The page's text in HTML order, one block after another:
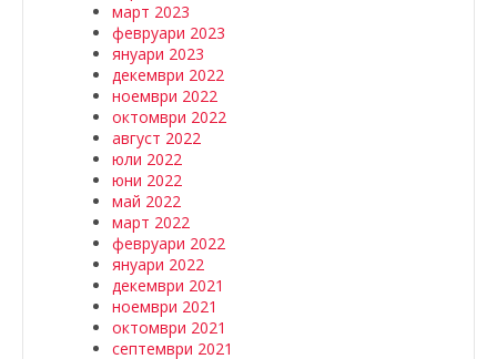
март 2023
февруари 2023
януари 2023
декември 2022
ноември 2022
октомври 2022
август 2022
юли 2022
юни 2022
май 2022
март 2022
февруари 2022
януари 2022
декември 2021
ноември 2021
октомври 2021
септември 2021